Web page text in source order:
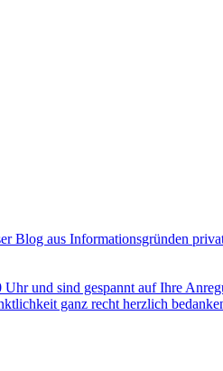
Blog aus Informationsgründen
und sind gespannt auf Ihre
ganz recht herzlich